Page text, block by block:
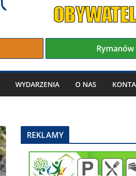
Rymanów
WYDARZENIA O NAS
REKLAMY